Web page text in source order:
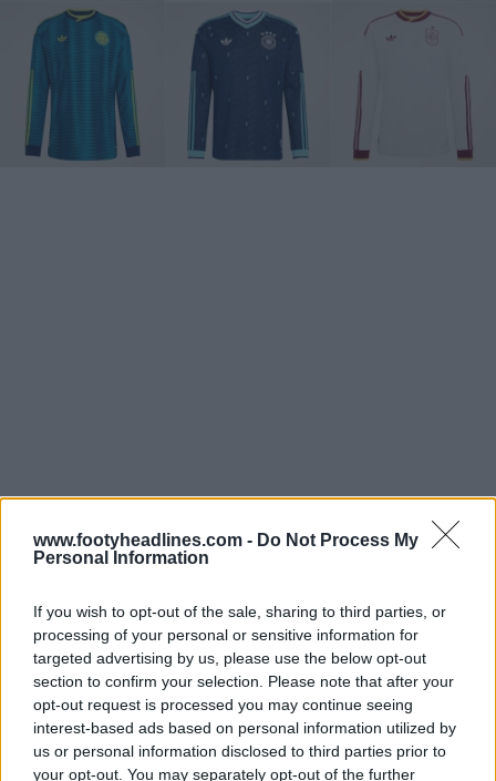
www.footyheadlines.com - Do Not Process My
Personal Information
If you wish to opt-out of the sale, sharing to third parties, or
processing of your personal or sensitive information for
targeted advertising by us, please use the below opt-out
section to confirm your selection. Please note that after your
opt-out request is processed you may continue seeing
interest-based ads based on personal information utilized by
us or personal information disclosed to third parties prior to
your opt-out. You may separately opt-out of the further
Embora a notícia seja empolgante, há um pequeno